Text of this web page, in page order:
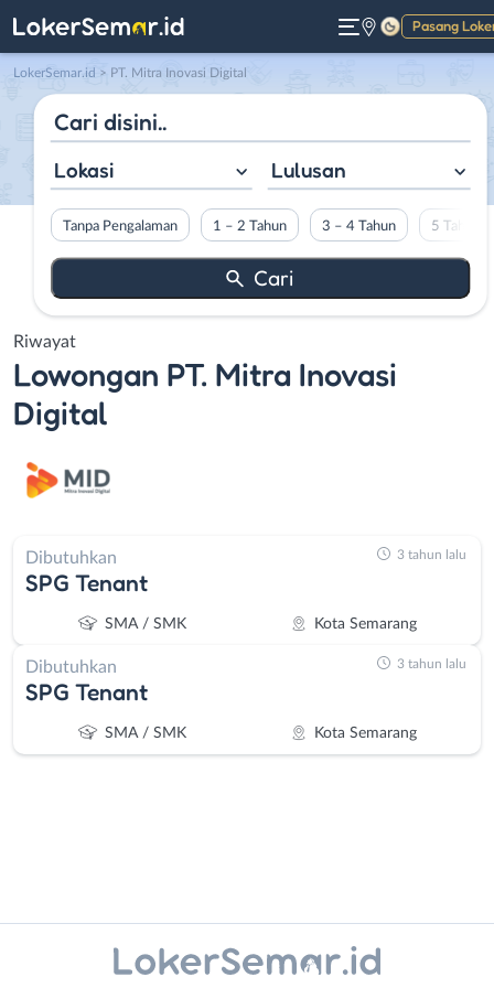
Pasang
Gelap
LokerSemar.id > PT. Mitra Inovasi Digital
Lokasi Lulusan
Tanpa Pengalaman 1 – 2 Tahun 3 – 4 Tahun 5 Tahun
Riwayat
Lowongan PT. Mitra Inovasi
Digital
Dibutuhkan
SPG Tenant
SMA / SMK Kota Semarang
3 tahun lalu
Dibutuhkan
SPG Tenant
SMA / SMK Kota Semarang
3 tahun lalu
Gizi
Batang
X - Twitter Telegram
Kanal Lainnya..